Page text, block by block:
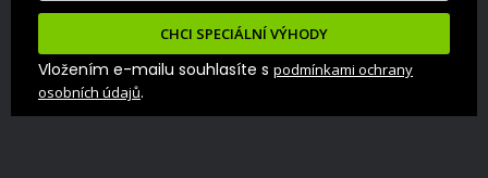
CHCI SPECIÁLNÍ VÝHODY
Vložením e-mailu souhlasíte s podmínkami ochrany
osobních údajů.